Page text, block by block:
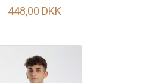
448,00 DKK